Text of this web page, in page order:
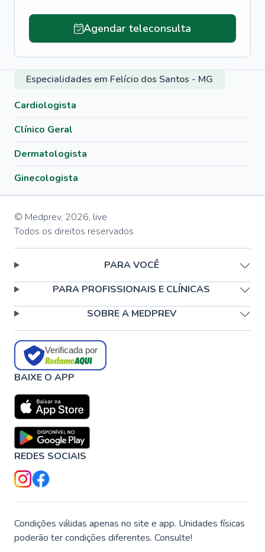
Agendar teleconsulta
Especialidades em Felício dos Santos - MG
Cardiologista
Clínico Geral
Dermatologista
Ginecologista
© Medprev, 2026, live
Todos os direitos reservados
PARA VOCÊ
PARA PROFISSIONAIS E CLÍNICAS
SOBRE A MEDPREV
Verificada por
BAIXE O APP
REDES SOCIAIS
Condições válidas apenas no site e app. Unidades físicas
poderão ter condições diferentes. Consulte!